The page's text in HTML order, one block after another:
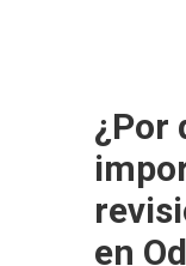
¿Por
en